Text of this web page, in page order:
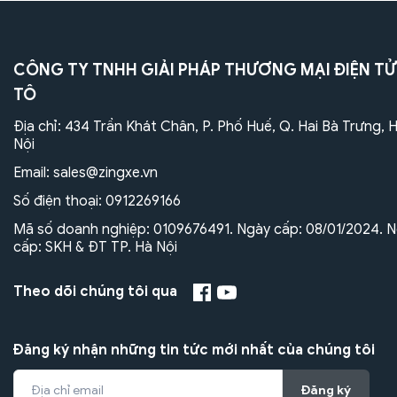
CÔNG TY TNHH GIẢI PHÁP THƯƠNG MẠI ĐIỆN
TÔ
Địa chỉ: 434 Trần Khát Chân, P. Phố Huế, Q. Hai Bà Trưng,
Nội
Email: sales@zingxe.vn
Số điện thoại: 0912269166
Mã số doanh nghiệp: 0109676491. Ngày cấp: 08/01/2024.
cấp: SKH & ĐT TP. Hà Nội
Theo dõi chúng tôi qua
Đăng ký nhận những tin tức mới nhất của chúng tôi
Đăng ký